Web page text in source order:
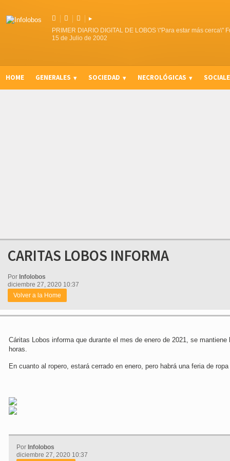
   ▸
PRIMER DIARIO DIGITAL DE LOBOS \"Para estar más cerca\"
15 de Julio de 2002
HOME GENERALES SOCIEDAD NECROLÓGICAS
CARITAS LOBOS INFORMA
Por Infolobos
diciembre 27, 2020 10:37
Volver a la Home
Cáritas Lobos informa que durante el mes de enero de 2021, se
horas.
En cuanto al ropero, estará cerrado en enero, pero habrá una feria de
Por Infolobos
diciembre 27, 2020 10:37